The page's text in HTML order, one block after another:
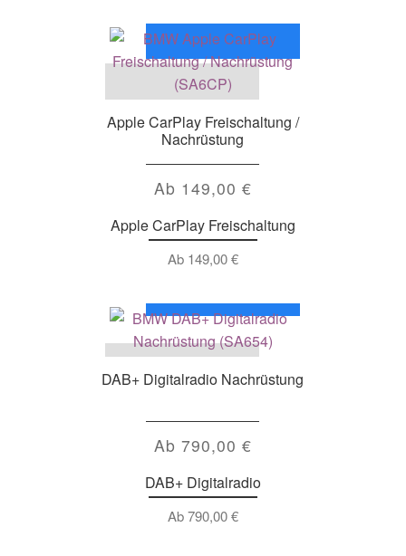
Apple CarPlay Freischaltung /
Nachrüstung
Ab 149,00 €
Apple CarPlay Freischaltung
Ab 149,00€
DAB+ Digitalradio Nachrüstung
Ab 790,00 €
DAB+ Digitalradio
Ab790,00€